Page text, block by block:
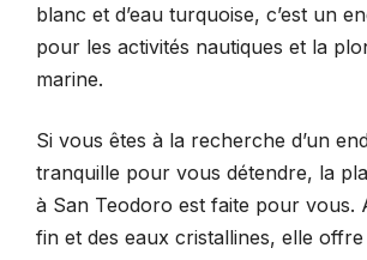
blanc et d’eau turquoise, c’est un
pour les activités nautiques et la
marine.
Si vous êtes à la recherche d’un
tranquille pour vous détendre, la
à San Teodoro est faite pour vous.
fin et des eaux cristallines, elle